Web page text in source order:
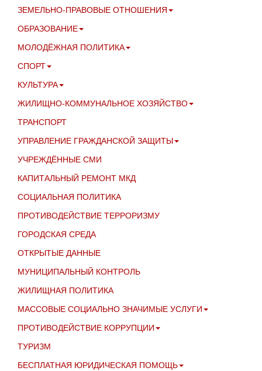
ЗЕМЕЛЬНО-ПРАВОВЫЕ ОТНОШЕНИЯ
ОБРАЗОВАНИЕ
МОЛОДЁЖНАЯ ПОЛИТИКА
СПОРТ
КУЛЬТУРА
ЖИЛИЩНО-КОММУНАЛЬНОЕ ХОЗЯЙСТВО
ТРАНСПОРТ
УПРАВЛЕНИЕ ГРАЖДАНСКОЙ ЗАЩИТЫ
УЧРЕЖДЁННЫЕ СМИ
КАПИТАЛЬНЫЙ РЕМОНТ МКД
СОЦИАЛЬНАЯ ПОЛИТИКА
ПРОТИВОДЕЙСТВИЕ ТЕРРОРИЗМУ
ГОРОДСКАЯ СРЕДА
ОТКРЫТЫЕ ДАННЫЕ
МУНИЦИПАЛЬНЫЙ КОНТРОЛЬ
ЖИЛИЩНАЯ ПОЛИТИКА
МАССОВЫЕ СОЦИАЛЬНО ЗНАЧИМЫЕ УСЛУГИ
ПРОТИВОДЕЙСТВИЕ КОРРУПЦИИ
ТУРИЗМ
БЕСПЛАТНАЯ ЮРИДИЧЕСКАЯ ПОМОЩЬ